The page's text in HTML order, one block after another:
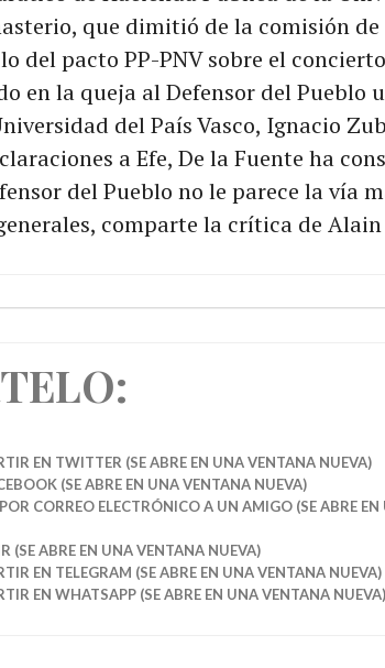
que dimitió de la comisión de
del pacto PP-PNV sobre el
en la queja al Defensor del Pueblo
del País Vasco, Ignacio
a Efe, De la Fuente ha
del Pueblo no le parece la vía
comparte la crítica de
EN TWITTER (SE ABRE EN UNA VENTANA NUEVA)
(SE ABRE EN UNA VENTANA NUEVA)
CORREO ELECTRÓNICO A UN AMIGO (SE ABRE
(SE ABRE EN UNA VENTANA NUEVA)
EN TELEGRAM (SE ABRE EN UNA VENTANA NUEVA)
EN WHATSAPP (SE ABRE EN UNA VENTANA NUEVA)